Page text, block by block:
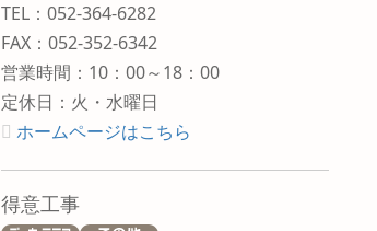
TEL：052-364-6282
FAX：052-352-6342
営業時間：10：00～18：00
定休日：火・水曜日
ホームページはこちら
得意工事